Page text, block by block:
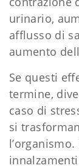
urinario,
afflusso di
aumento
Se questi
termine,
caso di
si